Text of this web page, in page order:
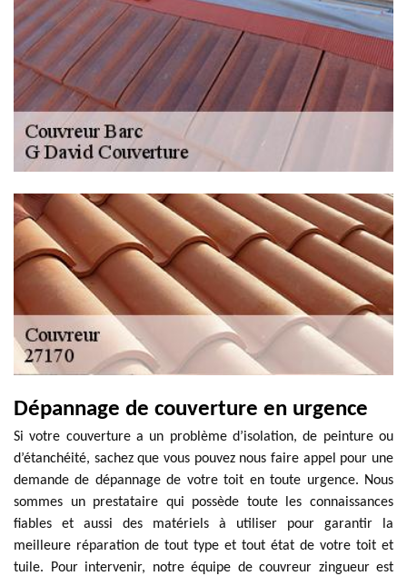
Dépannage de couverture en urgence
Si votre couverture a un problème d’isolation, de peinture ou
d’étanchéité, sachez que vous pouvez nous faire appel pour une
demande de dépannage de votre toit en toute urgence. Nous
sommes un prestataire qui possède toute les connaissances
fiables et aussi des matériels à utiliser pour garantir la
meilleure réparation de tout type et tout état de votre toit et
tuile. Pour intervenir, notre équipe de couvreur zingueur est